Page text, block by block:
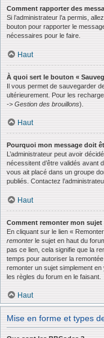
Comment rapporter des
Si l’administrateur l’a permis,
bouton pour rapporter le
nécessaires pour le faire.
Haut
À quoi sert le bouton «
Il vous permet de sauvegarder
ultérieurement. Pour les
-> Gestion des brouillons).
Haut
Pourquoi mon message doit
L’administrateur peut avoir
nécessitent d’être validés avant
vous ait placé dans un groupe
publiés. Contactez
Haut
Comment remonter mon sujet
En cliquant sur le lien «
remonter le sujet en haut du
pas ce lien, cela signifie que la
temps pour autoriser la
remonter un sujet simplement
les règles du forum en le faisant.
Haut
Mise en forme et types